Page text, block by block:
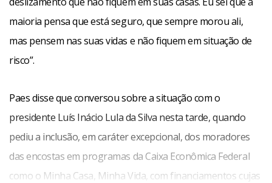
maioria pensa que está seguro, que sempre morou ali,
mas pensem nas suas vidas e não fiquem em situação de
risco”.
Paes disse que conversou sobre a situação com o
presidente Luís Inácio Lula da Silva nesta tarde, quando
pediu a inclusão, em caráter excepcional, dos moradores
das encostas em programas da Caixa Econômica Federal
como o Minha Casa, Minha Vida, com financiamentos cujas